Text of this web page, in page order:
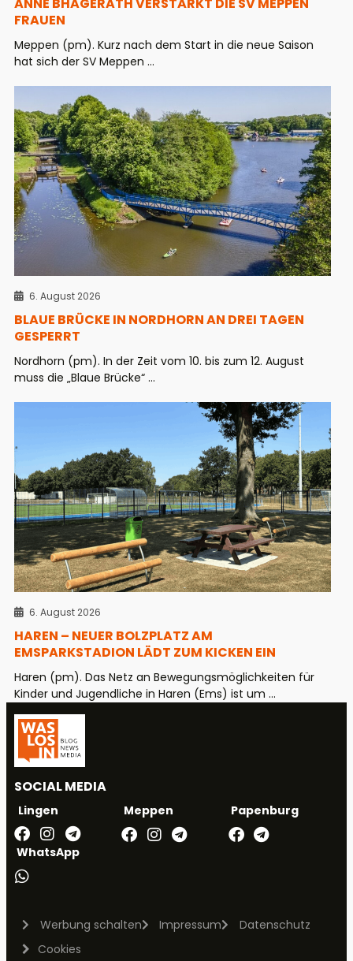
FRAUEN
Meppen (pm). Kurz nach dem Start in die neue Saison
hat sich der SV Meppen ...
6. August 2026
BLAUE BRÜCKE IN NORDHORN AN DREI TAGEN
GESPERRT
Nordhorn (pm). In der Zeit vom 10. bis zum 12. August
muss die „Blaue Brücke“ ...
6. August 2026
HAREN – NEUER BOLZPLATZ AM
EMSPARKSTADION LÄDT ZUM KICKEN EIN
Haren (pm). Das Netz an Bewegungsmöglichkeiten für
Kinder und Jugendliche in Haren (Ems) ist um ...
SOCIAL MEDIA
Lingen Meppen Papenburg
WhatsApp
Werbung schalten Impressum
Datenschutz
Cookies